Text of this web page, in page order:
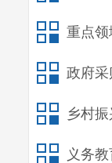
重点
政府
乡村振
义务教